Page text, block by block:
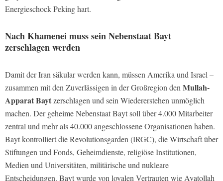
Energieschock Peking hart.
Nach Khamenei muss sein Nebenstaat Bayt
zerschlagen werden
Damit der Iran säkular werden kann, müssen Amerika und Israel –
zusammen mit den Zuverlässigen in der Großregion den Mullah-
Apparat Baytzerschlagen und sein Wiedererstehen unmöglich
machen. Der geheime Nebenstaat Bayt soll über 4.000 Mitarbeiter
zentral und mehr als 40.000 angeschlossene Organisationen haben.
Bayt kontrolliert die Revolutionsgarden (IRGC), die Wirtschaft über
Stiftungen und Fonds, Geheimdienste, religiöse Institutionen,
Medien und Universitäten, militärische und nukleare
Entscheidungen. Bayt wurde von loyalen Vertrauten wie Ayatollah